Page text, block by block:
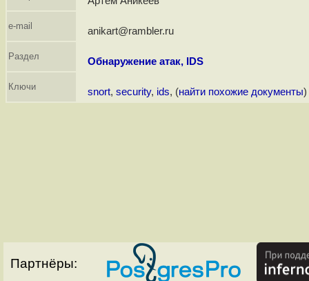
e-mail anikart@rambler.ru
Раздел Обнаружение атак, IDS
Ключи snort, security, ids, (найти похожие документы)
Партнёры: